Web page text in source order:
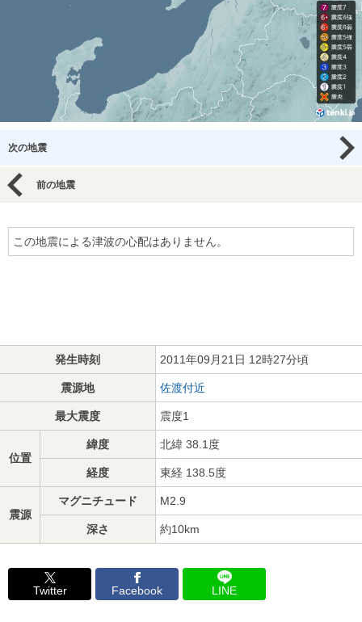
次の地震
前の地震
この地震による津波の心配はありません。
発生時刻 2011年09月21日 12時27分頃
震源地 佐渡付近
最大震度 震度1
位置
緯度 北緯 38.1度
経度 東経 138.5度
震源
マグニチュード M2.9
深さ 約10km
Twitter Facebook LINE